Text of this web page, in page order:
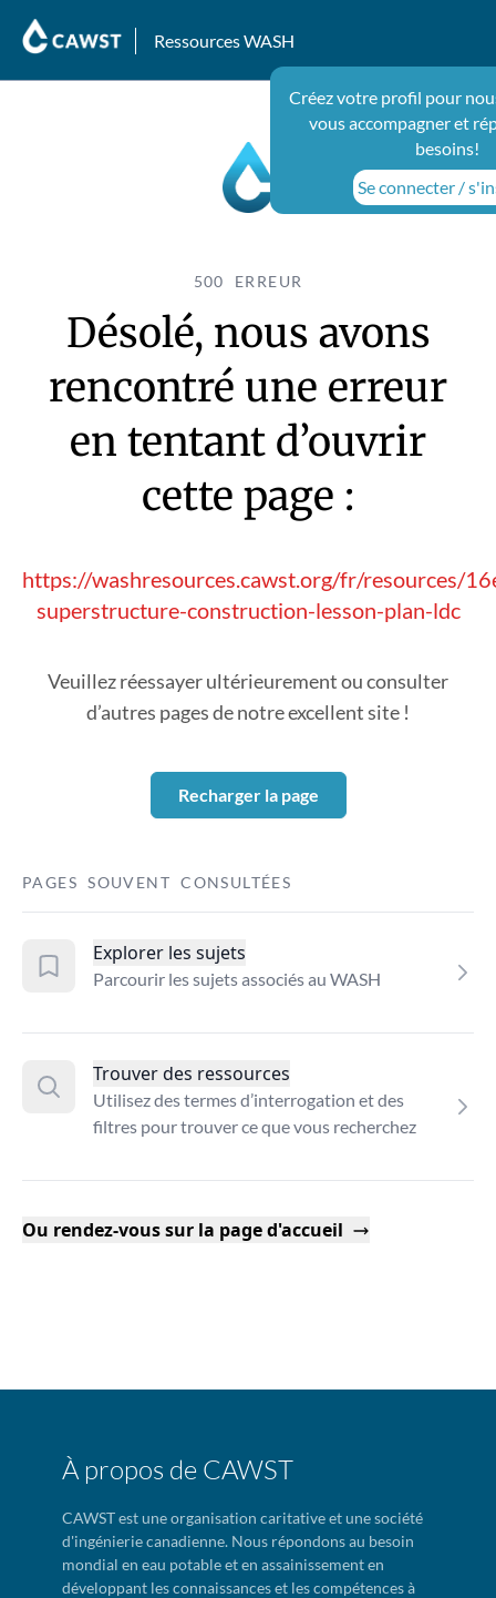
Ressources WASH
Créez votre profil pour
vous accompagner et
besoins!
Se connecter /
500 ERREUR
Désolé, nous avons
rencontré une erreur
en tentant d’ouvrir
cette page :
https://washresources.cawst.org/fr/resources/
superstructure-construction-lesson-plan-ldc
Veuillez réessayer ultérieurement ou consulter
d’autres pages de notre excellent site !
Recharger la page
PAGES SOUVENT CONSULTÉES
Explorer les sujets
Parcourir les sujets associés au WASH
Trouver des ressources
Utilisez des termes d’interrogation et des
filtres pour trouver ce que vous recherchez
Ou rendez-vous sur la page d'accueil
À propos de CAWST
CAWST est une organisation caritative et une société
d'ingénierie canadienne. Nous répondons au besoin
mondial en eau potable et en assainissement en
développant les connaissances et les compétences à